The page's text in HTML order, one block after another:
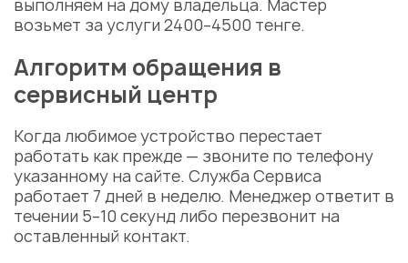
выполняем на дому владельца. Мастер
возьмет за услуги 2400–4500 тенге.
Алгоритм обращения в
сервисный центр
Когда любимое устройство перестает
работать как прежде — звоните по телефону
указанному на сайте. Служба Сервиса
работает 7 дней в неделю. Менеджер ответит в
течении 5–10 секунд либо перезвонит на
оставленный контакт.